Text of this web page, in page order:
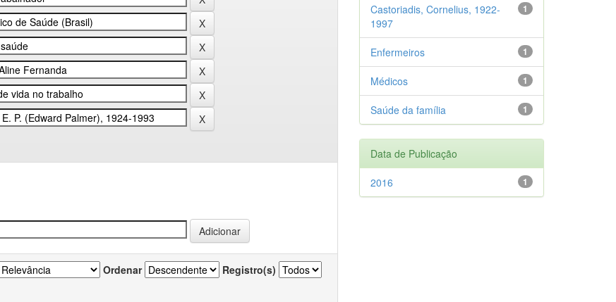
Ordenar Registro(s)
1
Castoriadis, Cornelius, 1922-
1997
1
Enfermeiros
1
Médicos
1
Saúde da família
Data de Publicação
1
2016